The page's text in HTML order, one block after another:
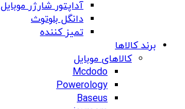
آداپتور شارژر موبایل
دانگل بلوتوث
تمیز کننده
برند کالاها
کالاهای موبایل
Mcdodo
Powerology
Baseus